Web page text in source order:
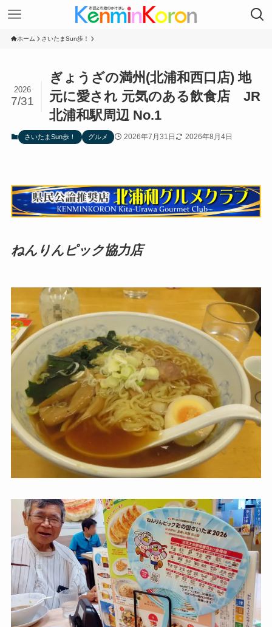
ホーム さいたまSun歩！
ぎょうざの満州(北浦和西口店) 地
元に愛され 元気のある飲食店 JR
北浦和駅周辺 No.1
2026
7/31
さいたまSun歩！ グルメ 2026年7月31日 2026年8月4日
ねんりんピック協力店